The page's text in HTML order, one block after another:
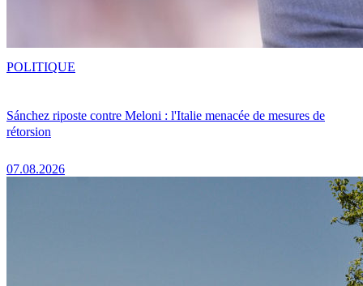
Sánchez riposte contre Meloni : l'Italie menacée de mesures de
rétorsion
07.08.2026
POLITIQUE